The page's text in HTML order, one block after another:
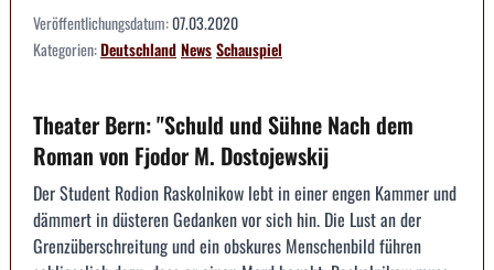
Veröffentlichungsdatum:07.03.2020
Kategorien:DeutschlandNewsSchauspiel
Theater Bern: "Schuld und Sühne Nach dem
Roman von Fjodor M. Dostojewskij
Der Student Rodion Raskolnikow lebt in einer engen Kammer und
dämmert in düsteren Gedanken vor sich hin. Die Lust an der
Grenzüberschreitung und ein obskures Menschenbild führen